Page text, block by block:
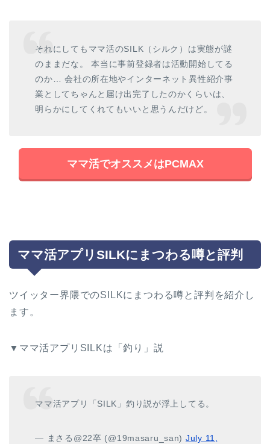
それにしてもママ活のSILK（シルク）は実態が謎
のままだな。 本当に事前登録者は活動開始してる
のか… 会社の所在地やインターネット異性紹介事
業としてちゃんと届け出完了したのかくらいは、
明らかにしてくれてもいいと思うんだけど。
ママ活でオススメはPCMAX
ママ活アプリSILKにまつわる噂と評判
ツイッター界隈でのSILKにまつわる噂と評判を紹介し
ます。
▼ママ活アプリSILKは「釣り」説
ママ活アプリ「SILK」釣り説が浮上してる。
— まさる@22卒 (@19masaru_san) July 11,